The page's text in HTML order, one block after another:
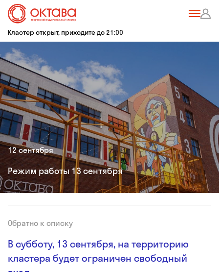
Кластер открыт, приходите до 21:00
12 сентября
Режим работы 13 сентября
В субботу, 13 сентября, на территорию
кластера будет ограничен свободный
Обратно к списку